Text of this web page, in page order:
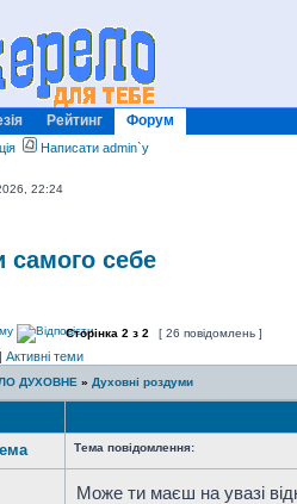
Рейтинг Форум
Написати admin`у
22:24
самого себе
Сторінка 2 з 2 [ 26 повідомлень ]
| Активні теми
ДУХОВНЕ » Духовні роздуми
Тема повідомлення:
Може ти маєш на увазі